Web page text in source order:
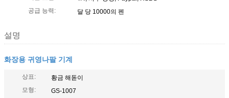
공급 능력:
달 당 10000의 펜
설명
화장용 귀영나팔 기계
상표:
황금 해돋이
모형:
GS-1007